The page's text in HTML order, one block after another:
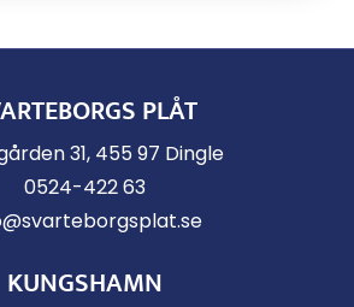
PLÅT
31, 455 97 Dingle
0524-422 63
KUNGSHAMN